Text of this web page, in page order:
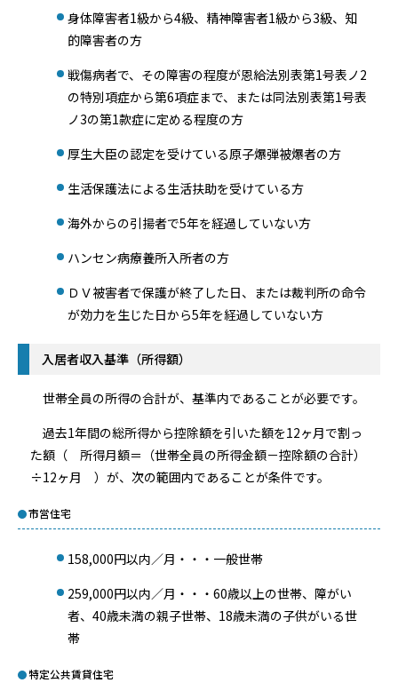
身体障害者1級から4級、精神障害者1級から3級、知
的障害者の方
戦傷病者で、その障害の程度が恩給法別表第1号表ノ2
の特別項症から第6項症まで、または同法別表第1号表
ノ3の第1款症に定める程度の方
厚生大臣の認定を受けている原子爆弾被爆者の方
生活保護法による生活扶助を受けている方
海外からの引揚者で5年を経過していない方
ハンセン病療養所入所者の方
ＤＶ被害者で保護が終了した日、または裁判所の命令
が効力を生じた日から5年を経過していない方
入居者収入基準（所得額）
世帯全員の所得の合計が、基準内であることが必要です。
過去1年間の総所得から控除額を引いた額を12ヶ月で割っ
た額（ 所得月額＝（世帯全員の所得金額－控除額の合計）
÷12ヶ月 ）が、次の範囲内であることが条件です。
市営住宅
158,000円以内／月・・・一般世帯
259,000円以内／月・・・60歳以上の世帯、障がい
者、40歳未満の親子世帯、18歳未満の子供がいる世
帯
特定公共賃貸住宅